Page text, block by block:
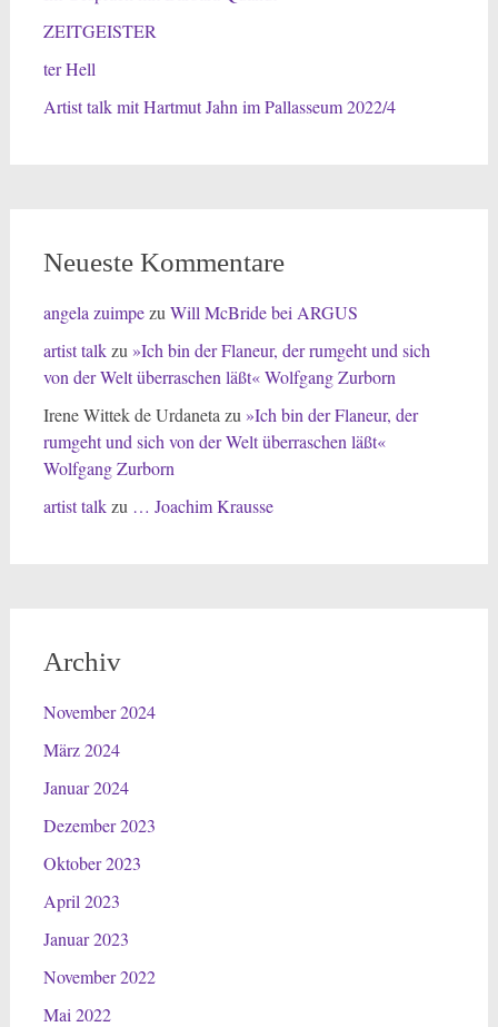
ZEITGEISTER
ter Hell
Artist talk mit Hartmut Jahn im Pallasseum 2022/4
Neueste Kommentare
angela zuimpezu Will McBride bei ARGUS
artist talkzu »Ich bin der Flaneur, der rumgeht und sich
von der Welt überraschen läßt« Wolfgang Zurborn
Irene Wittek de Urdaneta zu »Ich bin der Flaneur, der
rumgeht und sich von der Welt überraschen läßt«
Wolfgang Zurborn
artist talkzu … Joachim Krausse
Archiv
November 2024
März 2024
Januar 2024
Dezember 2023
Oktober 2023
April 2023
Januar 2023
November 2022
Mai 2022